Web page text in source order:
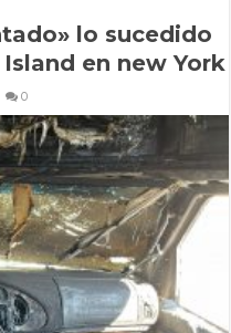
lo sucedido
en new York
0